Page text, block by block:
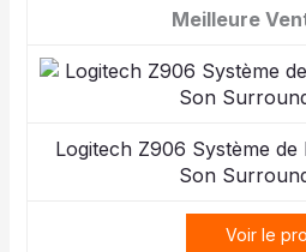
Logitech Z906 Système
Son
Voir le